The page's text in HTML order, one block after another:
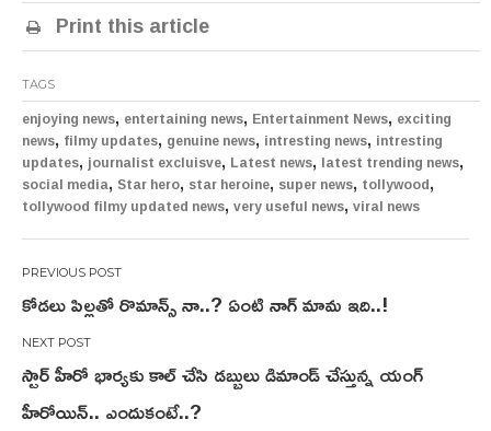
Print this article
TAGS
enjoying news, entertaining news, Entertainment News, exciting
news, filmy updates, genuine news, intresting news, intresting
updates, journalist excluisve, Latest news, latest trending news,
social media, Star hero, star heroine, super news, tollywood,
tollywood filmy updated news, very useful news, viral news
Post
navigation
కోడలు పిల్లతో రొమాన్స్ నా..? ఏంటి నాగ్ మామ ఇది..!
స్టార్ హీరో భార్యకు కాల్ చేసి డబ్బులు డిమాండ్ చేస్తున్న యంగ్
హీరోయిన్.. ఎందుకంటే..?